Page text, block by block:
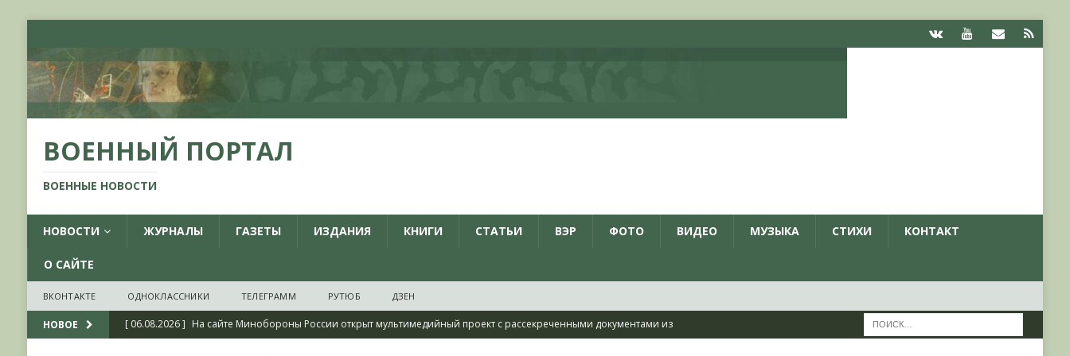
ВОЕННЫЙ ПОРТАЛ
ВОЕННЫЕ НОВОСТИ
НОВОСТИ ЖУРНАЛЫ ГАЗЕТЫ ИЗДАНИЯ КНИГИ СТАТЬИ ВЭР ФОТО ВИДЕО МУЗЫКА СТИХИ КОНТАКТ
О САЙТЕ
ВКОНТАКТЕ ОДНОКЛАССНИКИ ТЕЛЕГРАММ РУТЮБ ДЗЕН
НОВОЕ [ 06.08.2026 ] На сайте Минобороны России открыт мультимедийный проект с рассекреченными документами из